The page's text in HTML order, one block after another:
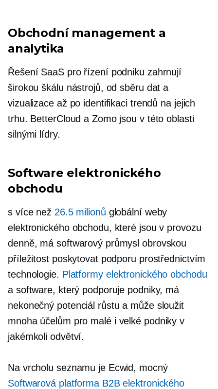
Obchodní management a
analytika
Řešení SaaS pro řízení podniku zahrnují
širokou škálu nástrojů, od sběru dat a
vizualizace až po identifikaci trendů na jejich
trhu. BetterCloud a Zomo jsou v této oblasti
silnými lídry.
Software elektronického
obchodu
s více než 26.5 milionů globální weby
elektronického obchodu, které jsou v provozu
denně, má softwarový průmysl obrovskou
příležitost poskytovat podporu prostřednictvím
technologie. Platformy elektronického obchodu
a software, který podporuje podniky, má
nekonečný potenciál růstu a může sloužit
mnoha účelům pro malé i velké podniky v
jakémkoli odvětví.
Na vrcholu seznamu je Ecwid, mocný
Softwarová platforma B2B elektronického